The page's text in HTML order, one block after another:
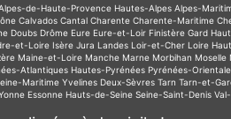
de-Haute-Provence Hautes-Alpes Alpes-
Calvados Cantal Charente Charente-Maritime
Doubs Drôme Eure Eure-et-Loir Finistère Gard
et-Loire Isère Jura Landes Loir-et-Cher Loire
Maine-et-Loire Manche Marne Morbihan Moselle
Atlantiques Hautes-Pyrénées Pyrénées-
Maritime Yvelines Deux-Sèvres Tarn Tarn-et-
Essonne Hauts-de-Seine Seine-Saint-Denis